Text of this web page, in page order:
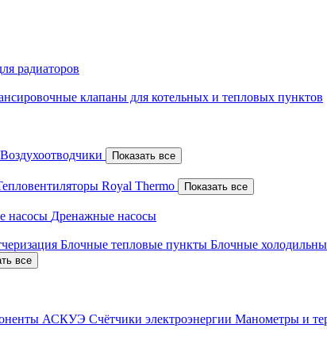
радиаторов
клапаны для котельных и тепловых пунктов
Воздухоотводчики Показать все
Royal Thermo Показать все
насосы Дренажные насосы
Блочные тепловые пункты Блочные
все
АСКУЭ Счётчики электроэнергии Манометры и